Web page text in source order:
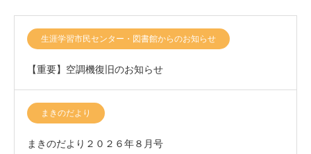
生涯学習市民センター・図書館からのお知らせ
【重要】空調機復旧のお知らせ
まきのだより
まきのだより２０２６年８月号